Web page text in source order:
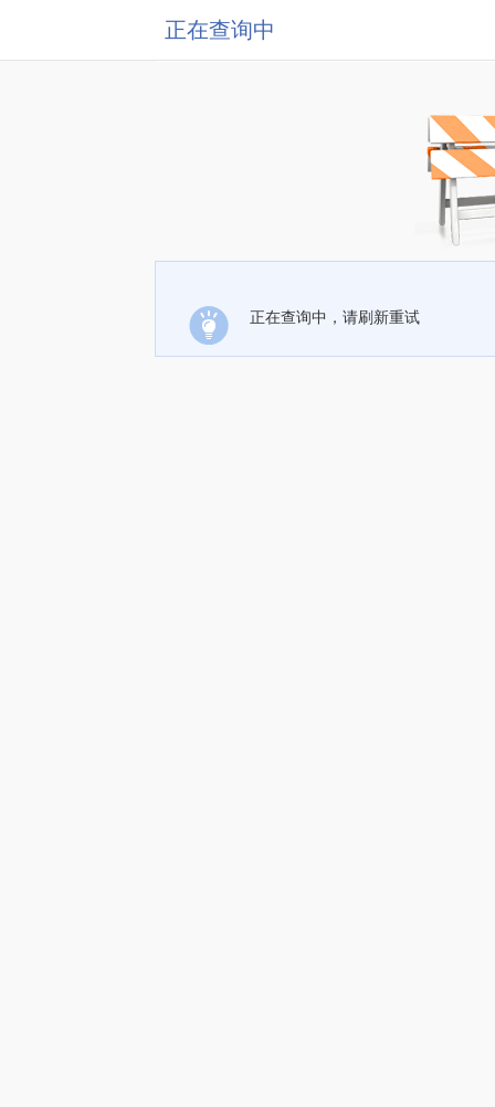
正在查询中
正在查询中，请刷新重试